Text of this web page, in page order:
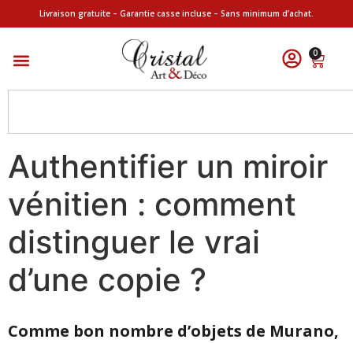
Livraison gratuite – Garantie casse incluse – Sans minimum d’achat.
0
Authentifier un miroir
vénitien : comment
distinguer le vrai
d’une copie ?
Comme bon nombre d’objets de Murano,